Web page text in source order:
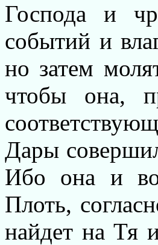
Господа и
событий и
но затем
чтобы она,
Дары
Ибо она и во
Плоть,
найдет на Тя